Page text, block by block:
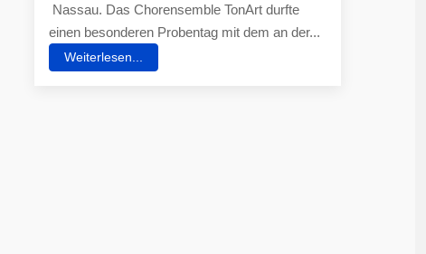
Nas­sau. Das Chor­en­sem­ble Ton­Art durf­te
einen be­son­de­ren Pro­ben­tag mit dem an der...
Weiterlesen...